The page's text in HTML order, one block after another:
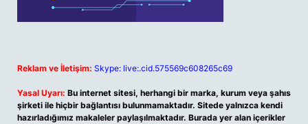
Reklam ve İletişim: Skype: live:.cid.575569c608265c69
Yasal Uyarı: Bu internet sitesi, herhangi bir marka, kurum veya şahıs
şirketi ile hiçbir bağlantısı bulunmamaktadır. Sitede yalnızca kendi
hazırladığımız makaleler paylaşılmaktadır. Burada yer alan içerikler